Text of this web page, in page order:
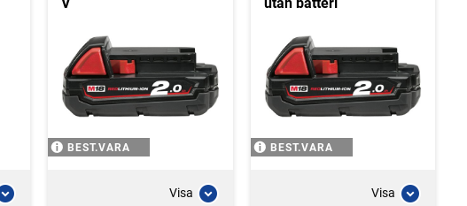
V
BEST.VARA
Visa
utan batteri
BEST.VARA
Visa